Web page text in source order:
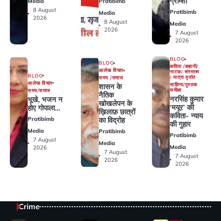
8 August
2026
Media
8 August
2026
Pratibimb
Media
7 August
2026
BLOG
आलेख विचार
समय/समाज
भूखे, भजन न
होए गोपाला…
Pratibimb
Media
7 August
2026
BLOG
आलेख विचार
समय /समाज
शासन के
नैतिक
खोखलेपन के
ख़िलाफ़ छात्रों
का विद्रोह
Pratibimb
Media
7 August
2026
BLOG
कविता /कहानी/
नाटक/ संस्मरण
/ यात्रा वृतांत
साहित्य/पुस्तक
समीक्षा
नरसिंह कुमार
‘मयूर’ की
कविता- न्याय
की गुहार
Pratibimb
Media
7 August
2026
Crime